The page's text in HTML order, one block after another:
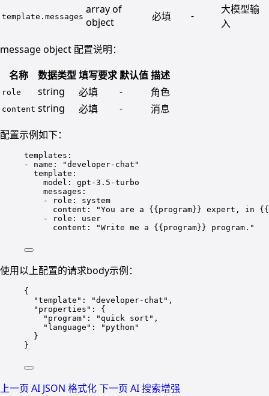
template.messages
array of
object
必填 -
大模型输
入
message object 配置说明：
名称
数据类型填写要求 默认值描述
role string 必填 - 角色
content string 必填 -
消息
配置示例如下：
templates :
- name : "developer-chat "
template :
model : gpt-3.5-turbo
messages :
-
role : system
content : "You are a {{program}} expert, in
-
role : user
content : "Write me a {{program}} program. "
使用以上配置的请求body示例：
{
"template" : "developer-chat " ,
"properties" : {
"program" : "quick sort " ,
"language" : " python "
}
}
上一页 AI JSON 格式化下一页 AI 搜索增强